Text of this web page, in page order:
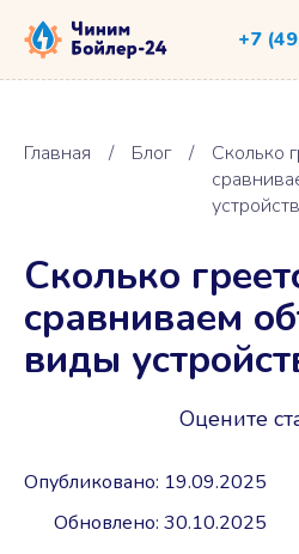
+7
Главная / Блог /
Сколько
устройств
Сколько
сравниваем
виды
Оцените
Опубликовано: 19.09.2025
Обновлено: 30.10.2025